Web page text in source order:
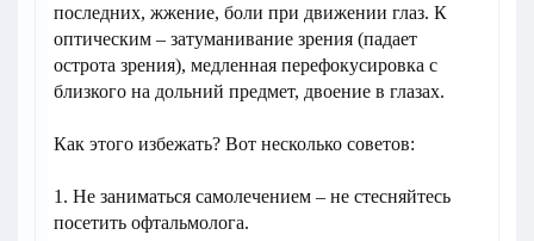
последних, жжение, боли при движении глаз. К
оптическим – затуманивание зрения (падает
острота зрения), медленная перефокусировка с
близкого на дольний предмет, двоение в глазах.
Как этого избежать? Вот несколько советов:
1. Не заниматься самолечением – не стесняйтесь
посетить офтальмолога.